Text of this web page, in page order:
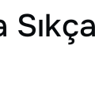
Sıkça